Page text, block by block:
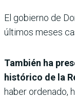
El gobierno de
últimos meses
También ha
histórico de la
haber ordenado,